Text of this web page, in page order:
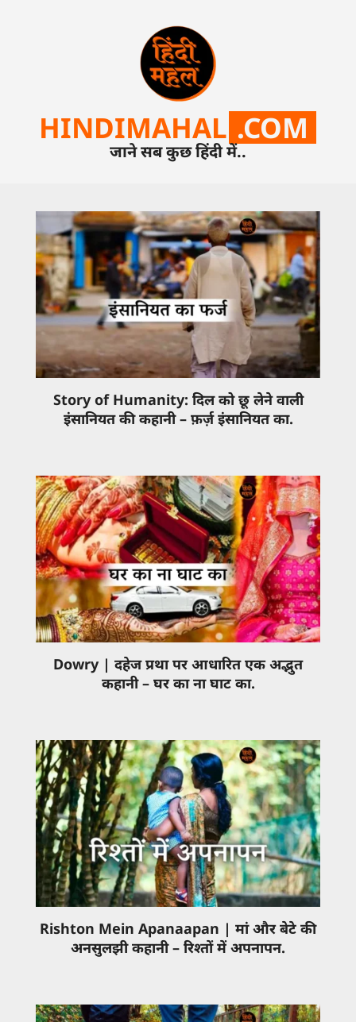
HINDIMAHAL .COM
जाने सब कुछ हिंदी में..
Story of Humanity: दिल को छू लेने वाली
इंसानियत की कहानी – फ़र्ज़ इंसानियत का.
Dowry | दहेज प्रथा पर आधारित एक अद्भुत
कहानी – घर का ना घाट का.
Rishton Mein Apanaapan | मां और बेटे की
अनसुलझी कहानी – रिश्तों में अपनापन.